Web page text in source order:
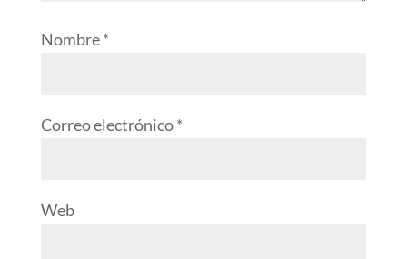
Nombre*
Correo electrónico*
Web